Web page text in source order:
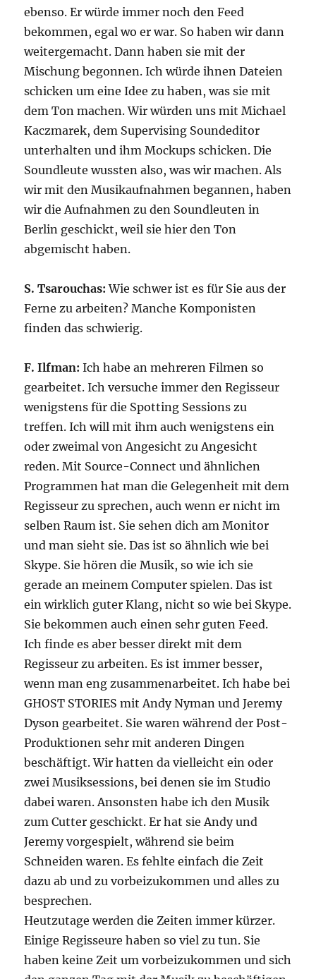
ebenso. Er würde immer noch den Feed
bekommen, egal wo er war. So haben wir dann
weitergemacht. Dann haben sie mit der
Mischung begonnen. Ich würde ihnen Dateien
schicken um eine Idee zu haben, was sie mit
dem Ton machen. Wir würden uns mit Michael
Kaczmarek, dem Supervising Soundeditor
unterhalten und ihm Mockups schicken. Die
Soundleute wussten also, was wir machen. Als
wir mit den Musikaufnahmen begannen, haben
wir die Aufnahmen zu den Soundleuten in
Berlin geschickt, weil sie hier den Ton
abgemischt haben.
S. Tsarouchas: Wie schwer ist es für Sie aus der
Ferne zu arbeiten? Manche Komponisten
finden das schwierig.
F. Ilfman: Ich habe an mehreren Filmen so
gearbeitet. Ich versuche immer den Regisseur
wenigstens für die Spotting Sessions zu
treffen. Ich will mit ihm auch wenigstens ein
oder zweimal von Angesicht zu Angesicht
reden. Mit Source-Connect und ähnlichen
Programmen hat man die Gelegenheit mit dem
Regisseur zu sprechen, auch wenn er nicht im
selben Raum ist. Sie sehen dich am Monitor
und man sieht sie. Das ist so ähnlich wie bei
Skype. Sie hören die Musik, so wie ich sie
gerade an meinem Computer spielen. Das ist
ein wirklich guter Klang, nicht so wie bei Skype.
Sie bekommen auch einen sehr guten Feed.
Ich finde es aber besser direkt mit dem
Regisseur zu arbeiten. Es ist immer besser,
wenn man eng zusammenarbeitet. Ich habe bei
GHOST STORIES mit Andy Nyman und Jeremy
Dyson gearbeitet. Sie waren während der Post-
Produktionen sehr mit anderen Dingen
beschäftigt. Wir hatten da vielleicht ein oder
zwei Musiksessions, bei denen sie im Studio
dabei waren. Ansonsten habe ich den Musik
zum Cutter geschickt. Er hat sie Andy und
Jeremy vorgespielt, während sie beim
Schneiden waren. Es fehlte einfach die Zeit
dazu ab und zu vorbeizukommen und alles zu
besprechen.
Heutzutage werden die Zeiten immer kürzer.
Einige Regisseure haben so viel zu tun. Sie
haben keine Zeit um vorbeizukommen und sich